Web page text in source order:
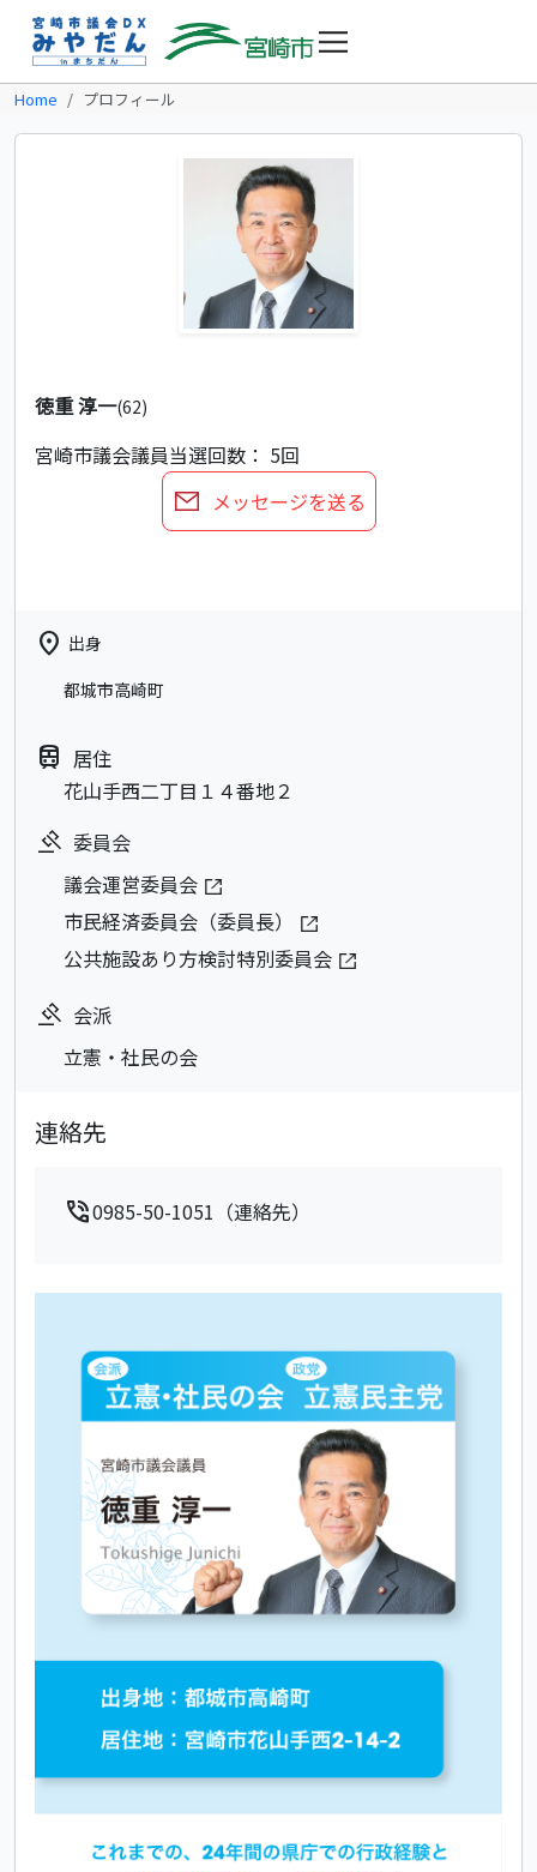
Home プロフィール
徳重 淳一(62)
宮崎市議会議員当選回数： 5回
メッセージを送る
location_on 出身
都城市高崎町
train 居住
花山手西二丁目１４番地２
委員会
議会運営委員会
市民経済委員会（委員長）
公共施設あり方検討特別委員会
会派
立憲・社民の会
連絡先
phone_in_talk0985-50-1051（連絡先）